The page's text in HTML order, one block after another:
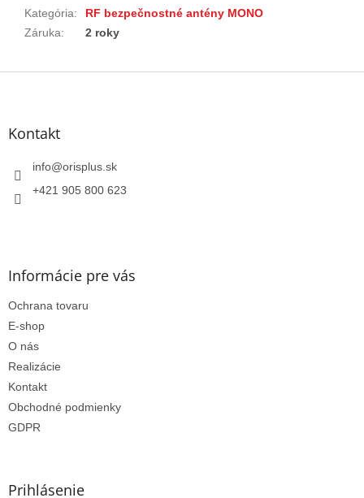
Kategória:
RF bezpečnostné antény MONO
Záruka: 2 roky
Z
Kontakt
info@orisplus.sk
+421 905 800 623
Informácie pre vás
Ochrana tovaru
E-shop
O nás
Realizácie
Kontakt
Obchodné podmienky
GDPR
Prihlásenie